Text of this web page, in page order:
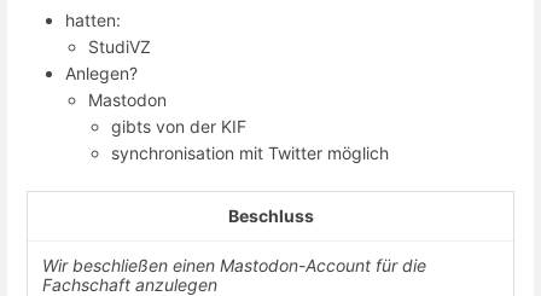
hatten:
StudiVZ
Anlegen?
Mastodon
gibts von der KIF
synchronisation mit Twitter möglich
Beschluss
Wir beschließen einen Mastodon-Account für die
Fachschaft anzulegen